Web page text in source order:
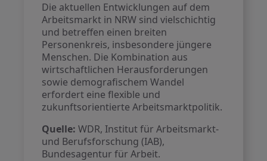
Die aktuellen Entwicklungen auf dem
Arbeitsmarkt in NRW sind vielschichtig
und betreffen einen breiten
Personenkreis, insbesondere jüngere
Menschen. Die Kombination aus
wirtschaftlichen Herausforderungen
sowie demografischem Wandel
erfordert eine flexible und
zukunftsorientierte Arbeitsmarktpolitik.
Quelle: WDR, Institut für Arbeitsmarkt-
und Berufsforschung (IAB),
Bundesagentur für Arbeit.